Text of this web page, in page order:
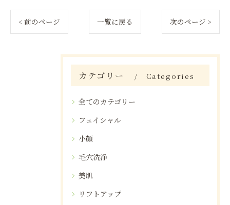
< 前のページ 一覧に戻る 次のページ >
カテゴリー Categories
全てのカテゴリー
フェイシャル
小顔
毛穴洗浄
美肌
リフトアップ